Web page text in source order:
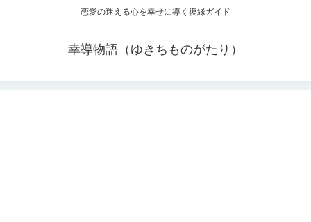
恋愛の迷える心を幸せに導く復縁ガイド
幸導物語（ゆきちものがたり）